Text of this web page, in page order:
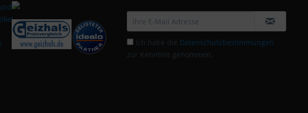
Ich habe die Datenschutzbestimmungen
zur Kenntnis genommen.